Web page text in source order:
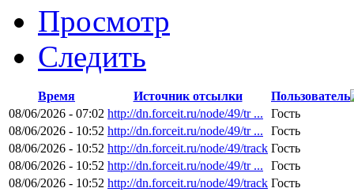
Просмотр
Следить
Время Источник отсылки
Пользователь
08/06/2026 - 07:02 http://dn.forceit.ru/node/49/tr ...
Гость
08/06/2026 - 10:52 http://dn.forceit.ru/node/49/tr ...
Гость
08/06/2026 - 10:52 http://dn.forceit.ru/node/49/track Гость
08/06/2026 - 10:52 http://dn.forceit.ru/node/49/tr ...
Гость
08/06/2026 - 10:52 http://dn.forceit.ru/node/49/track Гость